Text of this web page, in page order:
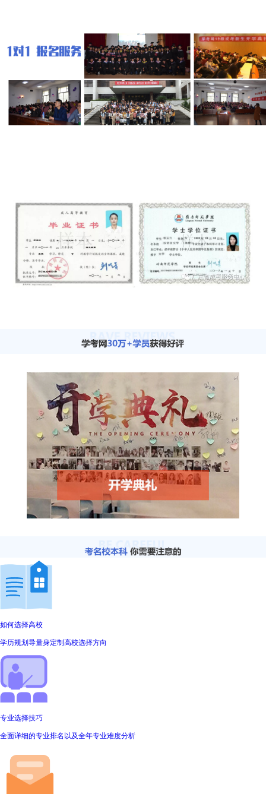
如何选择高校
学历规划导量身定制高校选择方向
专业选择技巧
全面详细的专业排名以及全年专业难度分析